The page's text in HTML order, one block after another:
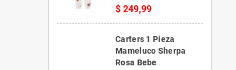
$ 249,99
Carters 1 Pieza
Mameluco Sherpa
Rosa Bebe